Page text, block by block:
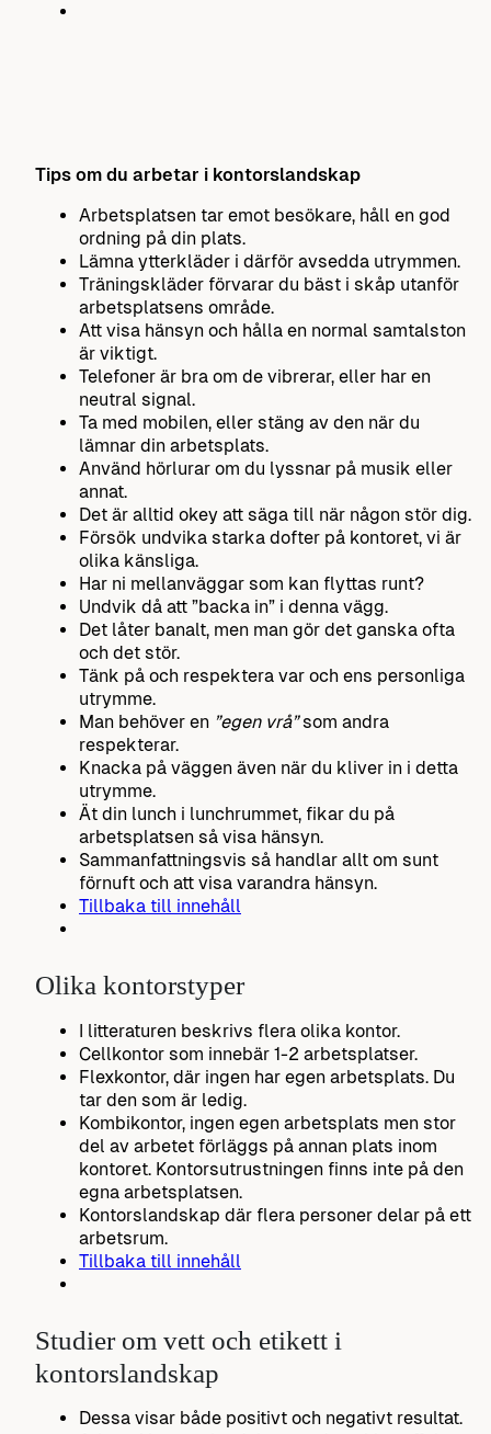
Tips om du arbetar i kontorslandskap
Arbetsplatsen tar emot besökare, håll en god
ordning på din plats.
Lämna ytterkläder i därför avsedda utrymmen.
Träningskläder förvarar du bäst i skåp utanför
arbetsplatsens område.
Att visa hänsyn och hålla en normal samtalston
är viktigt.
Telefoner är bra om de vibrerar, eller har en
neutral signal.
Ta med mobilen, eller stäng av den när du
lämnar din arbetsplats.
Använd hörlurar om du lyssnar på musik eller
annat.
Det är alltid okey att säga till när någon stör dig.
Försök undvika starka dofter på kontoret, vi är
olika känsliga.
Har ni mellanväggar som kan flyttas runt?
Undvik då att ”backa in” i denna vägg.
Det låter banalt, men man gör det ganska ofta
och det stör.
Tänk på och respektera var och ens personliga
utrymme.
Man behöver en ”egen vrå”som andra
respekterar.
Knacka på väggen även när du kliver in i detta
utrymme.
Ät din lunch i lunchrummet, fikar du på
arbetsplatsen så visa hänsyn.
Sammanfattningsvis så handlar allt om sunt
förnuft och att visa varandra hänsyn.
Tillbaka till innehåll
Olika kontorstyper
I litteraturen beskrivs flera olika kontor.
Cellkontor som innebär 1-2 arbetsplatser.
Flexkontor, där ingen har egen arbetsplats. Du
tar den som är ledig.
Kombikontor, ingen egen arbetsplats men stor
del av arbetet förläggs på annan plats inom
kontoret. Kontorsutrustningen finns inte på den
egna arbetsplatsen.
Kontorslandskap där flera personer delar på ett
arbetsrum.
Tillbaka till innehåll
Studier om vett och etikett i
kontorslandskap
Dessa visar både positivt och negativt resultat.